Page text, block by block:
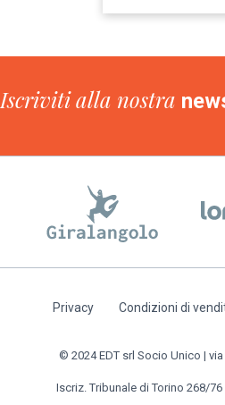
Iscriviti alla nostra
Privacy Condizioni di
© 2024 EDT srl Socio Unico | via
Iscriz. Tribunale di Torino 268/76